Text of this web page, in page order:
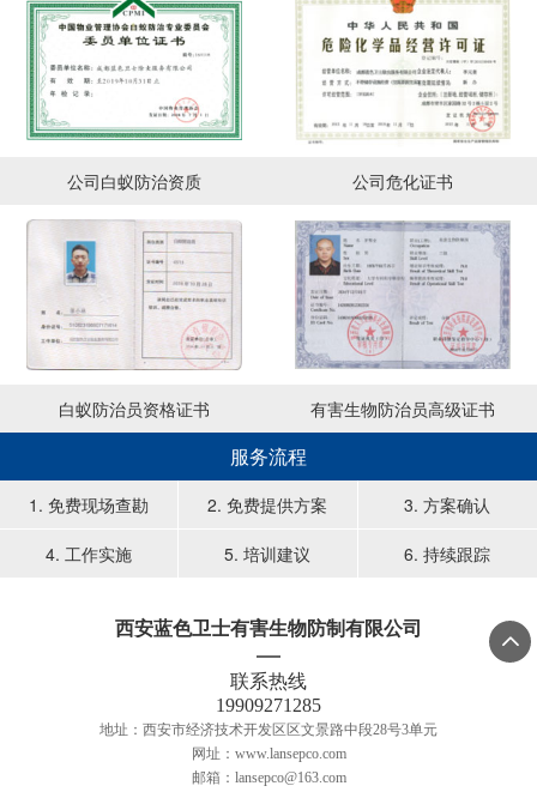
公司白蚁防治资质 公司危化证书
白蚁防治员资格证书 有害生物防治员高级证书
服务流程
1. 免费现场查勘 2. 免费提供方案 3. 方案确认
4. 工作实施 5. 培训建议 6. 持续跟踪
西安蓝色卫士有害生物防制有限公司
联系热线
19909271285
地址：西安市经济技术开发区区文景路中段28号3单元
网址：www.lansepco.com
邮箱：lansepco@163.com
